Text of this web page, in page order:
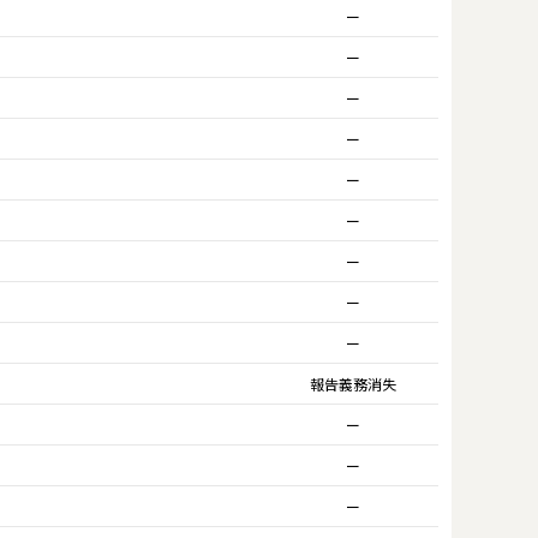
ー
ー
ー
ー
ー
ー
ー
ー
ー
報告義務消失
ー
ー
ー